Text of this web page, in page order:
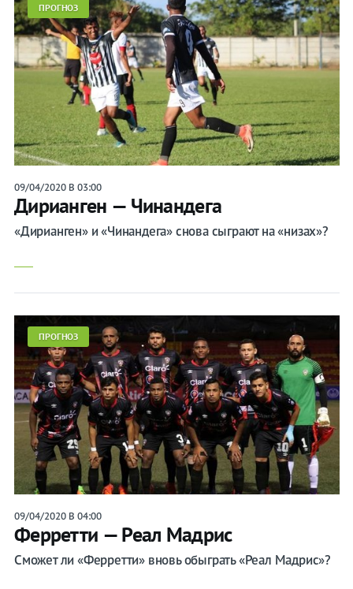
ПРОГНОЗ
09/04/2020 В 03:00
Дирианген — Чинандега
«Дирианген» и «Чинандега» снова сыграют на «низах»?
ПРОГНОЗ
09/04/2020 В 04:00
Ферретти — Реал Мадрис
Сможет ли «Ферретти» вновь обыграть «Реал Мадрис»?